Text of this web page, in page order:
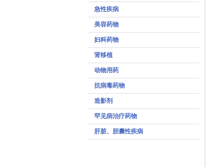
急性疾病
美容药物
妇科药物
肾移植
动物用药
抗病毒药物
造影剂
罕见病治疗药物
肝脏、胆囊性疾病